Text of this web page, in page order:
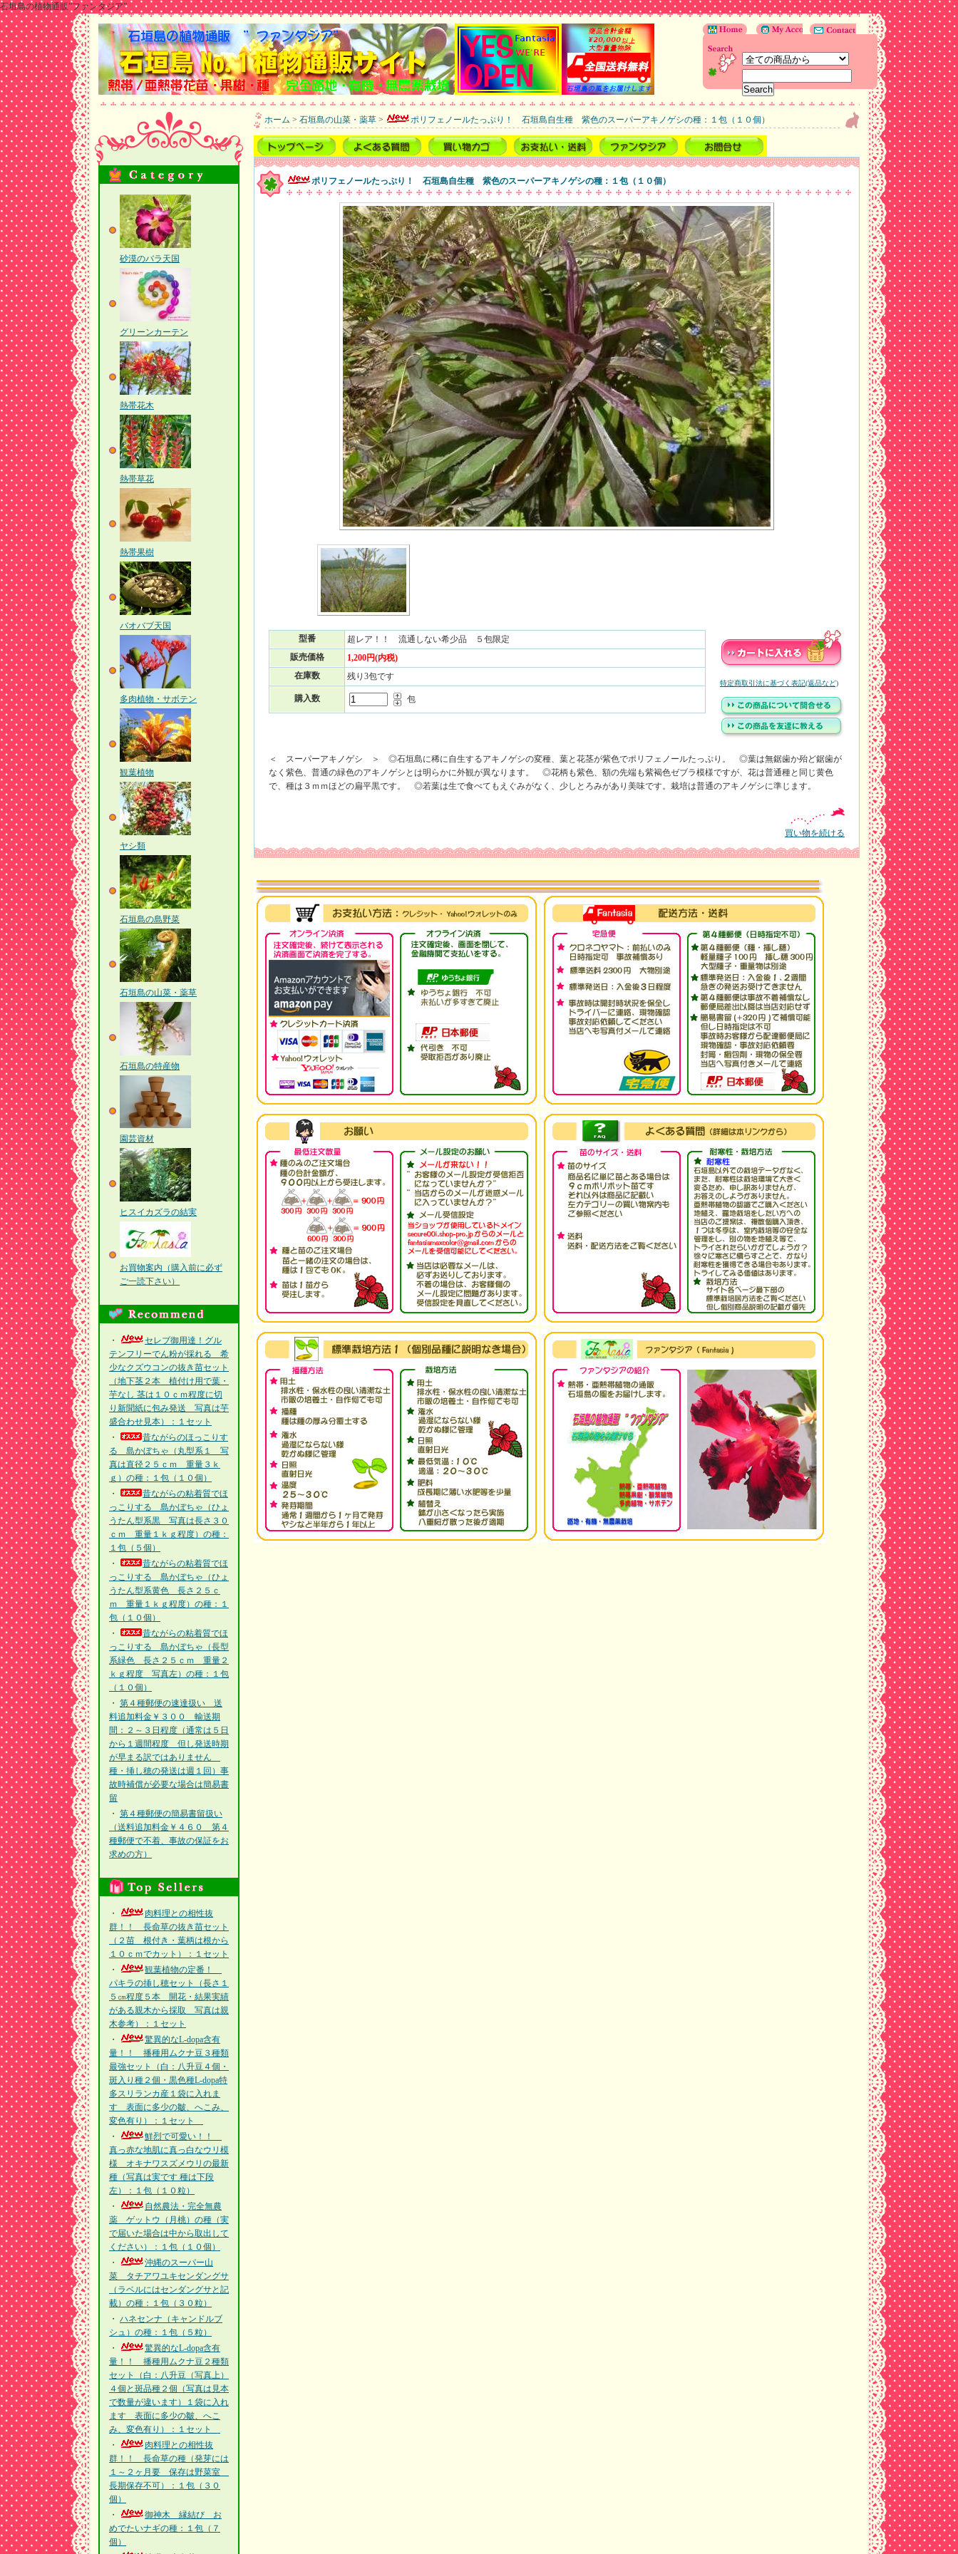
石垣島の植物通販”ファンタジア”
砂漠のバラ天国
グリーンカーテン
熱帯花木
熱帯草花
熱帯果樹
バオバブ天国
多肉植物・サボテン
観葉植物
ヤシ類
石垣島の島野菜
石垣島の山菜・薬草
石垣島の特産物
園芸資材
ヒスイカズラの結実
お買物案内（購入前に必ず
ご一読下さい）
・
セレブ御用達！グル
テンフリーでん粉が採れる 希
少なクズウコンの抜き苗セット
（地下茎２本 植付け用で葉・
芋なし 茎は１０ｃｍ程度に切
り新聞紙に包み発送 写真は芋
盛合わせ見本）：１セット
・
昔ながらのほっこりす
る 島かぼちゃ（丸型系１ 写
真は直径２５ｃｍ 重量３ｋ
ｇ）の種：１包（１０個）
・
昔ながらの粘着質でほ
っこりする 島かぼちゃ（ひょ
うたん型系黒 写真は長さ３０
ｃｍ 重量１ｋｇ程度）の種：
１包（５個）
・
昔ながらの粘着質でほ
っこりする 島かぼちゃ（ひょ
うたん型系黄色 長さ２５ｃ
ｍ 重量１ｋｇ程度）の種：１
包（１０個）
・
昔ながらの粘着質でほ
っこりする 島かぼちゃ（長型
系緑色 長さ２５ｃｍ 重量２
ｋｇ程度 写真左）の種：１包
（１０個）
・ 第４種郵便の速達扱い 送
料追加料金￥３００ 輸送期
間：２～３日程度（通常は５日
から１週間程度 但し発送時期
が早まる訳ではありません
種・挿し穂の発送は週１回）事
故時補償が必要な場合は簡易書
留
・ 第４種郵便の簡易書留扱い
（送料追加料金￥４６０ 第４
種郵便で不着、事故の保証をお
求めの方）
・
肉料理との相性抜
群！！ 長命草の抜き苗セット
（２苗 根付き・葉柄は根から
１０ｃｍでカット）：１セット
・
観葉植物の定番！
パキラの挿し穂セット（長さ１
５㎝程度５本 開花・結果実績
がある親木から採取 写真は親
木参考）：１セット
・
驚異的なL-dopa含有
量！！ 播種用ムクナ豆３種類
最強セット（白：八升豆４個・
斑入り種２個・黒色種L-dopa特
多スリランカ産１袋に入れま
す 表面に多少の皺、へこみ、
変色有り）：１セット
・
鮮烈で可愛い！！
真っ赤な地肌に真っ白なウリ模
様 オキナワスズメウリの最新
種（写真は実です 種は下段
左）：１包（１０粒）
・
自然農法・完全無農
薬 ゲットウ（月桃）の種（実
で届いた場合は中から取出して
ください）：１包（１０個）
・
沖縄のスーパー山
菜 タチアワユキセンダングサ
（ラベルにはセンダングサと記
載）の種：１包（３０粒）
・ ハネセンナ（キャンドルブ
シュ）の種：１包（５粒）
・
驚異的なL-dopa含有
量！！ 播種用ムクナ豆２種類
セット（白：八升豆（写真上）
４個と斑品種２個（写真は見本
で数量が違います）１袋に入れ
ます 表面に多少の皺、へこ
み、変色有り）：１セット
・
肉料理との相性抜
群！！ 長命草の種（発芽には
１～２ヶ月要 保存は野菜室
長期保存不可）：１包（３０
個）
・
御神木 縁結び お
めでたいナギの種：１包（７
個）
ホーム > 石垣島の山菜・薬草 > ポリフェノールたっぷり！ 石垣島自生種 紫色のスーパーアキノゲシの種：１包（１０個）
ポリフェノールたっぷり！ 石垣島自生種 紫色のスーパーアキノゲシの種：１包（１０個）
型番
超レア！！ 流通しない希少品 ５包限定
販売価格
1,200円(内税)
在庫数
残り3包です
購入数 包
特定商取引法に基づく表記(返品など)
＜ スーパーアキノゲシ ＞ ◎石垣島に稀に自生するアキノゲシの変種、葉と花茎が紫色でポリフェノールたっぷり。 ◎葉は無鋸歯か殆ど鋸歯が
なく紫色、普通の緑色のアキノゲシとは明らかに外観が異なります。 ◎花柄も紫色、額の先端も紫褐色ゼブラ模様ですが、花は普通種と同じ黄色
で、種は３ｍｍほどの扁平黒です。 ◎若葉は生で食べてもえぐみがなく、少しとろみがあり美味です。栽培は普通のアキノゲシに準じます。
買い物を続ける